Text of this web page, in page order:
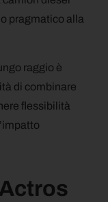
pragmatico alla
raggio è
di combinare
flessibilità